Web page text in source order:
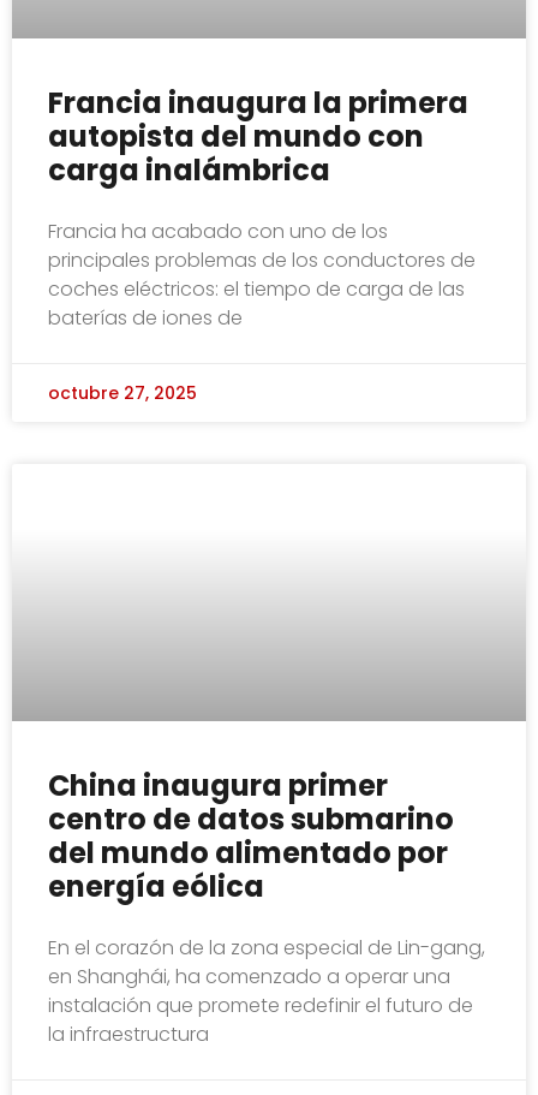
Francia inaugura la primera
autopista del mundo con
carga inalámbrica
Francia ha acabado con uno de los
principales problemas de los conductores de
coches eléctricos: el tiempo de carga de las
baterías de iones de
octubre 27, 2025
China inaugura primer
centro de datos submarino
del mundo alimentado por
energía eólica
En el corazón de la zona especial de Lin-gang,
en Shanghái, ha comenzado a operar una
instalación que promete redefinir el futuro de
la infraestructura